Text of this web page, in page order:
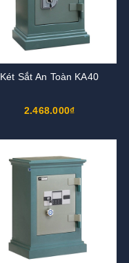
Két Sắt An Toàn KA40
2.468.000₫